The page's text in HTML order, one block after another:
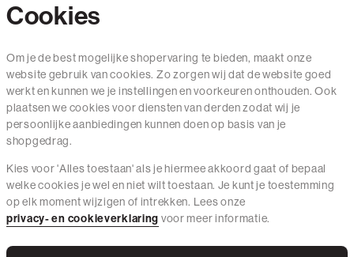
Mail ons
020 - 3412 650
Van maandag t/m vrijdag van 8.30 uur tot 18.00 uur.
Service
Wij zijn The Sting
Cookies
Om je de best mogelijke shopervaring te bieden, maakt onze
website gebruik van cookies. Zo zorgen wij dat de website goed
werkt en kunnen we je instellingen en voorkeuren onthouden. Ook
plaatsen we cookies voor diensten van derden zodat wij je
persoonlijke aanbiedingen kunnen doen op basis van je
shopgedrag.
Kies voor 'Alles toestaan' als je hiermee akkoord gaat of bepaal
welke cookies je wel en niet wilt toestaan. Je kunt je toestemming
op elk moment wijzigen of intrekken. Lees onze
privacy- en cookieverklaring voor meer informatie.